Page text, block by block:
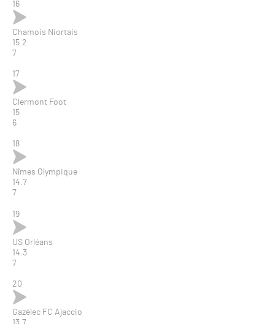
16
Chamois Niortais
15.2
7
17
Clermont Foot
15
6
18
Nîmes Olympique
14.7
7
19
US Orléans
14.3
7
20
Gazélec FC Ajaccio